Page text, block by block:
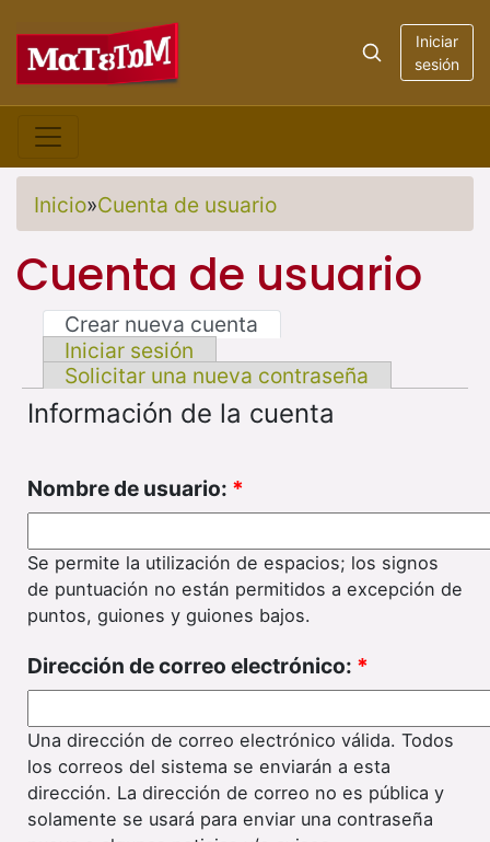
Iniciar
sesión
Inicio»Cuenta de usuario
Cuenta de usuario
Crear nueva cuenta
Iniciar sesión
Solicitar una nueva contraseña
Información de la cuenta
Nombre de usuario: *
Se permite la utilización de espacios; los signos
de puntuación no están permitidos a excepción de
puntos, guiones y guiones bajos.
Dirección de correo electrónico: *
Una dirección de correo electrónico válida. Todos
los correos del sistema se enviarán a esta
dirección. La dirección de correo no es pública y
solamente se usará para enviar una contraseña